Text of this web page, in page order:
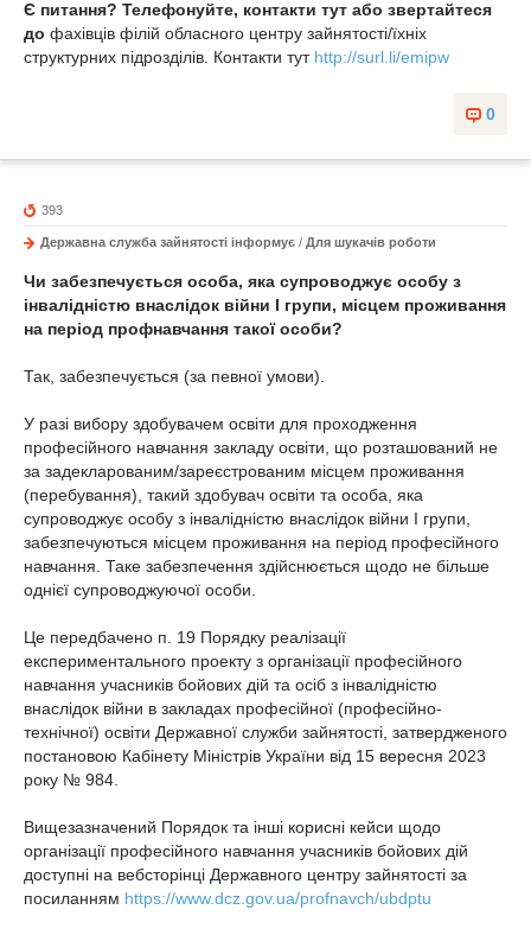
Є питання? Телефонуйте, контакти тут або звертайтеся
до фахівців філій обласного центру зайнятості/їхніх
структурних підрозділів. Контакти тут http://surl.li/emipw
0
393
Державна служба зайнятості інформує / Для шукачів роботи
Чи забезпечується особа, яка супроводжує особу з
інвалідністю внаслідок війни І групи, місцем проживання
на період профнавчання такої особи?
Так, забезпечується (за певної умови).
У разі вибору здобувачем освіти для проходження
професійного навчання закладу освіти, що розташований не
за задекларованим/зареєстрованим місцем проживання
(перебування), такий здобувач освіти та особа, яка
супроводжує особу з інвалідністю внаслідок війни І групи,
забезпечуються місцем проживання на період професійного
навчання. Таке забезпечення здійснюється щодо не більше
однієї супроводжуючої особи.
Це передбачено п. 19 Порядку реалізації
експериментального проекту з організації професійного
навчання учасників бойових дій та осіб з інвалідністю
внаслідок війни в закладах професійної (професійно-
технічної) освіти Державної служби зайнятості, затвердженого
постановою Кабінету Міністрів України від 15 вересня 2023
року № 984.
Вищезазначений Порядок та інші корисні кейси щодо
організації професійного навчання учасників бойових дій
доступні на вебсторінці Державного центру зайнятості за
посиланням https://www.dcz.gov.ua/profnavch/ubdptu